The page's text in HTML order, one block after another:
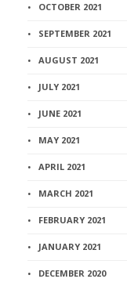
OCTOBER 2021
SEPTEMBER 2021
AUGUST 2021
JULY 2021
JUNE 2021
MAY 2021
APRIL 2021
MARCH 2021
FEBRUARY 2021
JANUARY 2021
DECEMBER 2020